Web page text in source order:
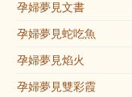
孕婦夢見文書
孕婦夢見蛇吃魚
孕婦夢見焰火
孕婦夢見雙彩霞